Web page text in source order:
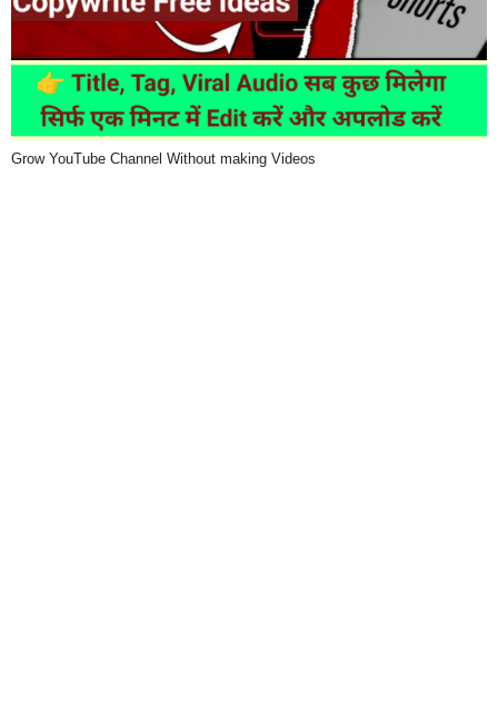
Grow YouTube Channel Without making Videos